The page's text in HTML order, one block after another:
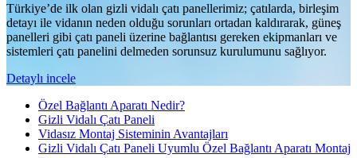
Türkiye’de ilk olan gizli vidalı çatı panellerimiz; çatılarda, birleşim
detayı ile vidanın neden olduğu sorunları ortadan kaldırarak, güneş
panelleri gibi çatı paneli üzerine bağlantısı gereken ekipmanları ve
sistemleri çatı panelini delmeden sorunsuz kurulumunu sağlıyor.
Detaylı incele
Özel Bağlantı Aparatı Nedir?
Gizli Vidalı Çatı Paneli
Vidasız Montaj Sisteminin Avantajları
Gizli Vidalı Çatı Paneli Uyumlu Özel Bağlantı Aparatı Montaj